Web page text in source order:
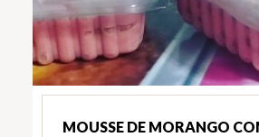
MOUSSE DE MORANGO